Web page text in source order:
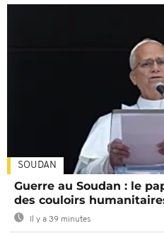
SOUDAN
Guerre au Soudan : le
des couloirs
Il y a 39 minutes